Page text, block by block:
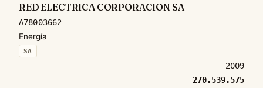
RED ELECTRICA CORPORACION SA
A78003662
Energía
SA
2009
270.539.575